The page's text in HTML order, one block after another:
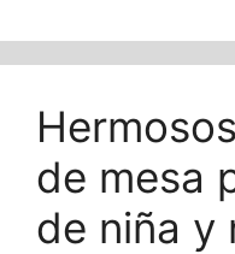
de mesa
de niña y